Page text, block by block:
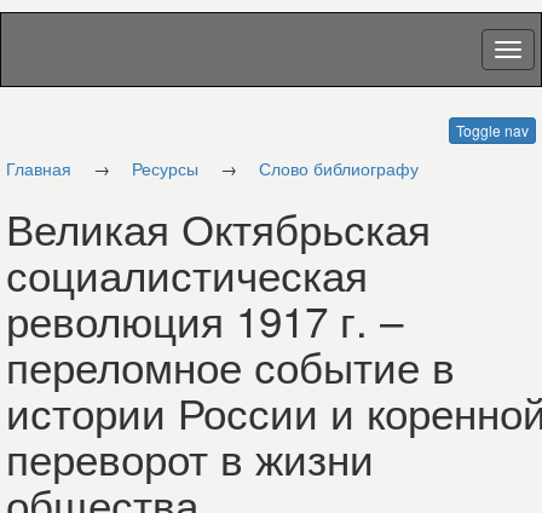
Toggle nav
Главная → Ресурсы → Слово библиографу
Великая Октябрьская
социалистическая
революция 1917 г. –
переломное событие в
истории России и
переворот в жизни